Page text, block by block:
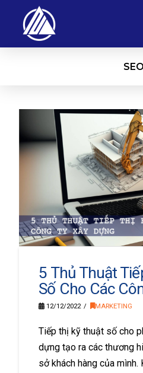
SEO
5 Thủ Thuật
Số Cho Các
12/12/2022 MARKETING
Tiếp thị kỹ thuật số cho
dựng tạo ra các thương
sở khách hàng của